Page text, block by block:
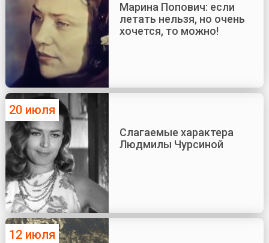
Марина Попович: если
летать нельзя, но очень
хочется, то можно!
20 июля
Слагаемые характера
Людмилы Чурсиной
12 июля